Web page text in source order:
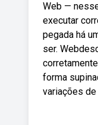
Web —
executar
pegada há
ser.
forma
variações